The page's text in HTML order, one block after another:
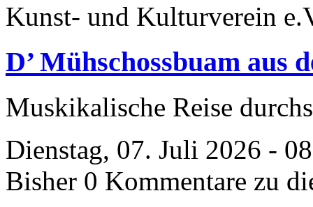
Kunst- und Kulturverein
D’ Mühschossbuam aus
Muskikalische Reise
Dienstag, 07. Juli 2026 -
Bisher 0 Kommentare zu